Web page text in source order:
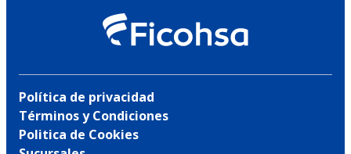
Política de privacidad
Términos y Condiciones
Politica de Cookies